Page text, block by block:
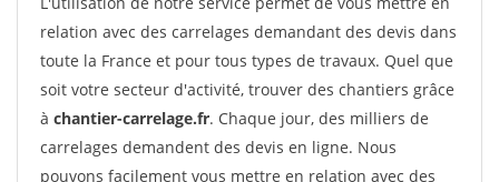
relation avec des carrelages demandant des devis dans
toute la France et pour tous types de travaux. Quel que
soit votre secteur d'activité, trouver des chantiers grâce
à chantier-carrelage.fr. Chaque jour, des milliers de
carrelages demandent des devis en ligne. Nous
pouvons facilement vous mettre en relation avec des